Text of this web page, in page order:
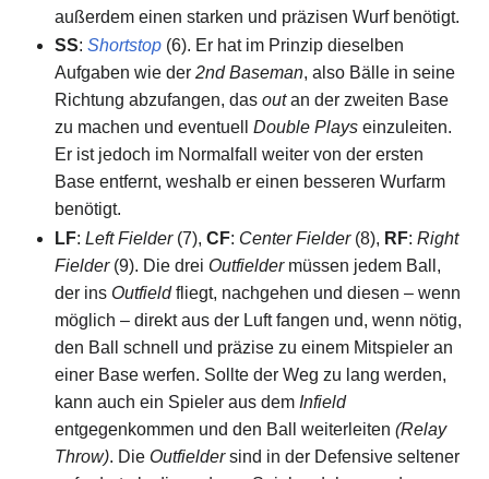
außerdem einen starken und präzisen Wurf benötigt.
SS: Shortstop(6). Er hat im Prinzip dieselben
Aufgaben wie der 2nd Baseman, also Bälle in seine
Richtung abzufangen, das outan der zweiten Base
zu machen und eventuell Double Playseinzuleiten.
Er ist jedoch im Normalfall weiter von der ersten
Base entfernt, weshalb er einen besseren Wurfarm
benötigt.
LF: Left Fielder(7), CF: Center Fielder(8), RF: Right
Fielder(9). Die drei Outfieldermüssen jedem Ball,
der ins Outfieldfliegt, nachgehen und diesen – wenn
möglich – direkt aus der Luft fangen und, wenn nötig,
den Ball schnell und präzise zu einem Mitspieler an
einer Base werfen. Sollte der Weg zu lang werden,
kann auch ein Spieler aus dem Infield
entgegenkommen und den Ball weiterleiten (Relay
Throw). Die Outfieldersind in der Defensive seltener